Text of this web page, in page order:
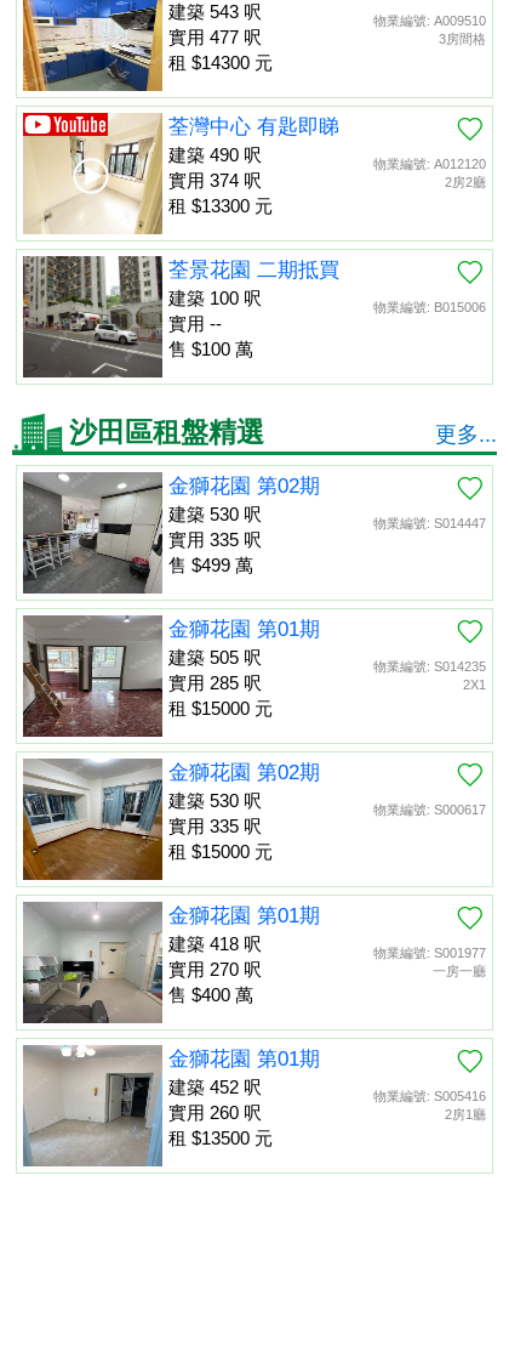
物業編號: A009510
3房間格
建築 543 呎
實用 477 呎
租 $14300 元
物業編號: A012120
2房2廳
荃灣中心 有匙即睇
建築 490 呎
實用 374 呎
租 $13300 元
物業編號: B015006
荃景花園 二期抵買
建築 100 呎
實用 --
售 $100 萬
沙田區租盤精選 更多...
物業編號: S014447
金獅花園 第02期
建築 530 呎
實用 335 呎
售 $499 萬
物業編號: S014235
2X1
金獅花園 第01期
建築 505 呎
實用 285 呎
租 $15000 元
物業編號: S000617
金獅花園 第02期
建築 530 呎
實用 335 呎
租 $15000 元
物業編號: S001977
一房一廳
金獅花園 第01期
建築 418 呎
實用 270 呎
售 $400 萬
物業編號: S005416
2房1廳
金獅花園 第01期
建築 452 呎
實用 260 呎
租 $13500 元